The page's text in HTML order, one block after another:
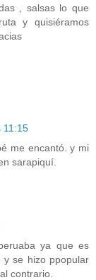
, salsas lo que
y quisiéramos
11:15
me encantó. y mi
sarapiquí.
ya que es
y se hizo ppopular
contrario.